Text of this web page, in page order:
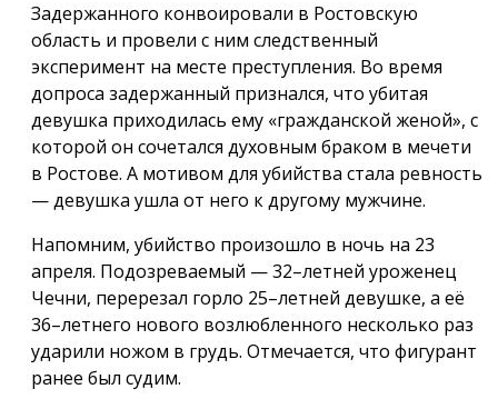
Задержанного конвоировали в Ростовскую
область и провели с ним следственный
эксперимент на месте преступления. Во время
допроса задержанный признался, что убитая
девушка приходилась ему «гражданской женой», с
которой он сочетался духовным браком в мечети
в Ростове. А мотивом для убийства стала ревность
— девушка ушла от него к другому мужчине.
Напомним, убийство произошло в ночь на 23
апреля. Подозреваемый — 32–летней уроженец
Чечни, перерезал горло 25–летней девушке, а её
36–летнего нового возлюбленного несколько раз
ударили ножом в грудь. Отмечается, что фигурант
ранее был судим.